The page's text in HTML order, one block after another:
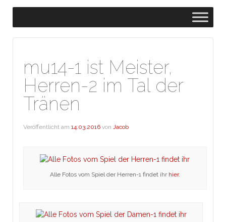
mu14-1 ist Meister,
Herren-2 im Tal der
Tränen
Veröffentlicht am 14.03.2016 von Jacob
Alle Fotos vom Spiel der Herren-1 findet ihr hier.